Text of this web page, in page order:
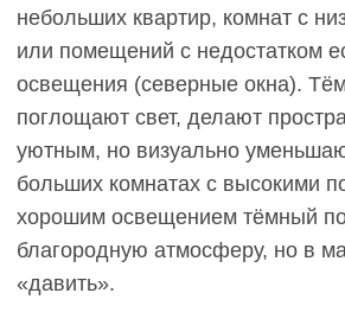
15% больше, чем есть на самом деле.
Универсальность для будущих изменений
интерьера.Светлая инженерная доска
контраст), светлой (создаёт монохромную
гармонию), цветной (служит нейтральным
фоном). Если через 10–15 лет вы захотите
добавить яркие акценты, пол останется
актуальным. Циклёвка и повторное нанесение
цвета.